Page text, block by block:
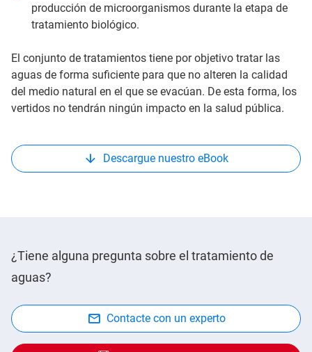
producción de microorganismos durante la etapa de
tratamiento biológico.
El conjunto de tratamientos tiene por objetivo tratar las
aguas de forma suficiente para que no alteren la calidad
del medio natural en el que se evacúan. De esta forma, los
vertidos no tendrán ningún impacto en la salud pública.
Descargue nuestro eBook
¿Tiene alguna pregunta sobre el tratamiento de
aguas?
Contacte con un experto